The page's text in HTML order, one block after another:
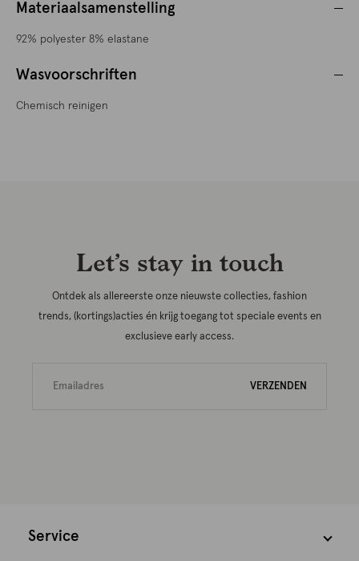
Materiaalsamenstelling
92% polyester 8% elastane
Wasvoorschriften
Chemisch reinigen
Let’s stay in touch
Ontdek als allereerste onze nieuwste collecties, fashion
trends, (kortings)acties én krijg toegang tot speciale events en
exclusieve early access.
VERZENDEN
Service